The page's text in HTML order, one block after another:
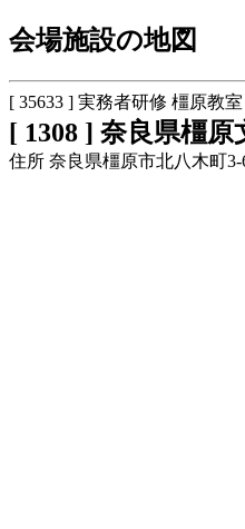
会場施設の地図
[ 35633 ] 実務者研修 橿原教
[ 1308 ] 奈良県橿原
住所 奈良県橿原市北八木町3-